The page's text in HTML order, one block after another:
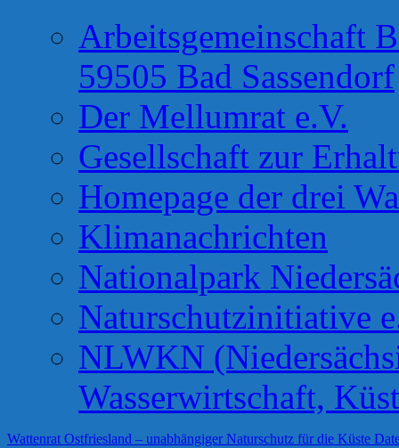
Arbeitsgemeinschaft
59505 Bad Sassendorf
Der Mellumrat e.V.
Gesellschaft zur
Homepage der drei
Klimanachrichten
Nationalpark
Naturschutzinitiative
NLWKN
Wasserwirtschaft,
Wattenrat Ostfriesland – unabhängiger Naturschutz für die Küste